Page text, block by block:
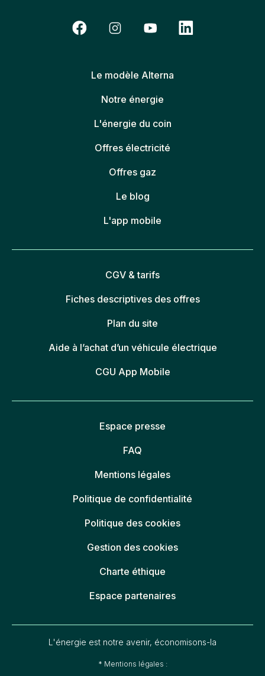
Le modèle Alterna
Notre énergie
L'énergie du coin
Offres électricité
Offres gaz
Le blog
L'app mobile
CGV & tarifs
Fiches descriptives des offres
Plan du site
Aide à l’achat d’un véhicule électrique
CGU App Mobile
Espace presse
FAQ
Mentions légales
Politique de confidentialité
Politique des cookies
Gestion des cookies
Charte éthique
Espace partenaires
L'énergie est notre avenir, économisons-la
* Mentions légales :